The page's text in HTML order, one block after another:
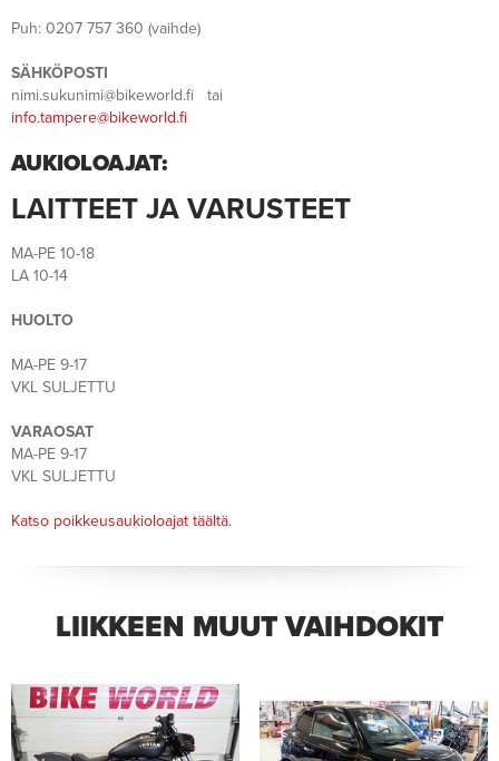
Puh: 0207 757 360 (vaihde)
SÄHKÖPOSTI
nimi.sukunimi@bikeworld.fi
tai
info.tampere@bikeworld.fi
AUKIOLOAJAT:
LAITTEET JA VARUSTEET
MA-PE 10-18
LA 10-14
HUOLTO
MA-PE 9-17
VKL SULJETTU
VARAOSAT
MA-PE 9-17
VKL SULJETTU
Katso poikkeusaukioloajat täältä.
LIIKKEEN MUUT VAIHDOKIT